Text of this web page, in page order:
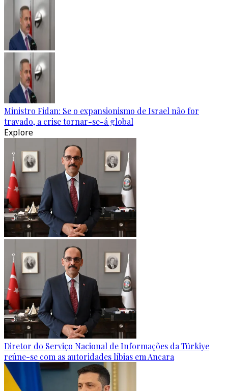
Ministro Fidan: Se o expansionismo de Israel não for
travado, a crise tornar-se-á global
Explore
Diretor do Serviço Nacional de Informações da Türkiye
reúne-se com as autoridades líbias em Ancara